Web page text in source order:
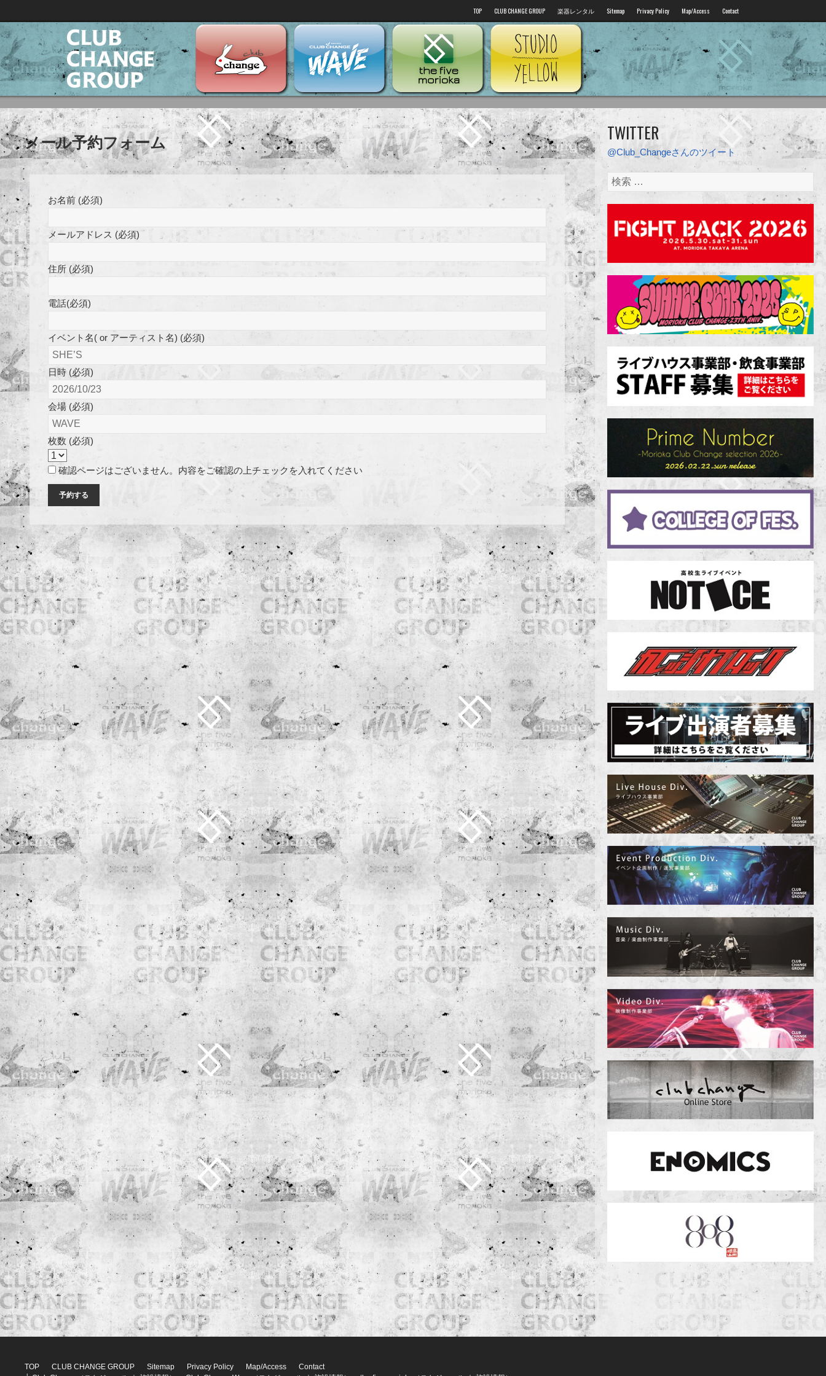
TOP CLUB CHANGE GROUP 楽器レンタル Sitemap Privacy Policy Map/Access Contact
CLUB CHANGE GROUP
Club Change Club Change Wave the five morioka STUDIO YELLOW
メール予約フォーム
お名前 (必須)
メールアドレス (必須)
住所 (必須)
電話(必須)
イベント名( or アーティスト名) (必須)
日時 (必須)
会場 (必須)
枚数 (必須)
確認ページはございません。内容をご確認の上チェックを入れてください
TWITTER
@Club_Changeさんのツイート
検
TOP CLUB CHANGE GROUP Sitemap Privacy Policy Map/Access
Contact